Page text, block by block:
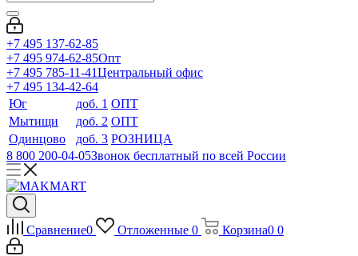
+7 495 137-62-85
+7 495 974-62-85Опт
+7 495 785-11-41Центральный офис
+7 495 134-42-64
Юг
доб. 1 ОПТ
Мытищи
доб. 2 ОПТ
Одинцово
доб. 3 РОЗНИЦА
8 800 200-04-05Звонок бесплатный по всей России
Сравнение0 Отложенные 0 Корзина0 0